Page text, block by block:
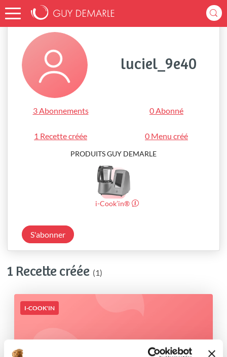
Accueil luciel_9e40
luciel_9e40
3 Abonnements 0 Abonné
1 Recette créée 0 Menu créé
PRODUITS GUY DEMARLE
i-Cook’in®
S'abonner
1 Recette créée (1)
I-COOK'IN